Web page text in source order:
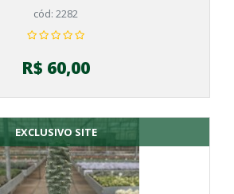
cód: 2282
R$ 60,00
EXCLUSIVO SITE